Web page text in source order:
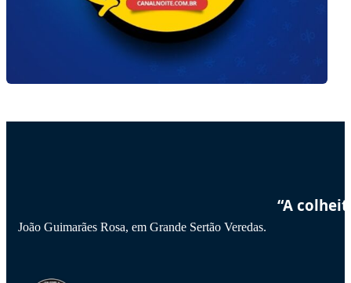
“A
João Guimarães Rosa, em Grande Sertão Veredas.